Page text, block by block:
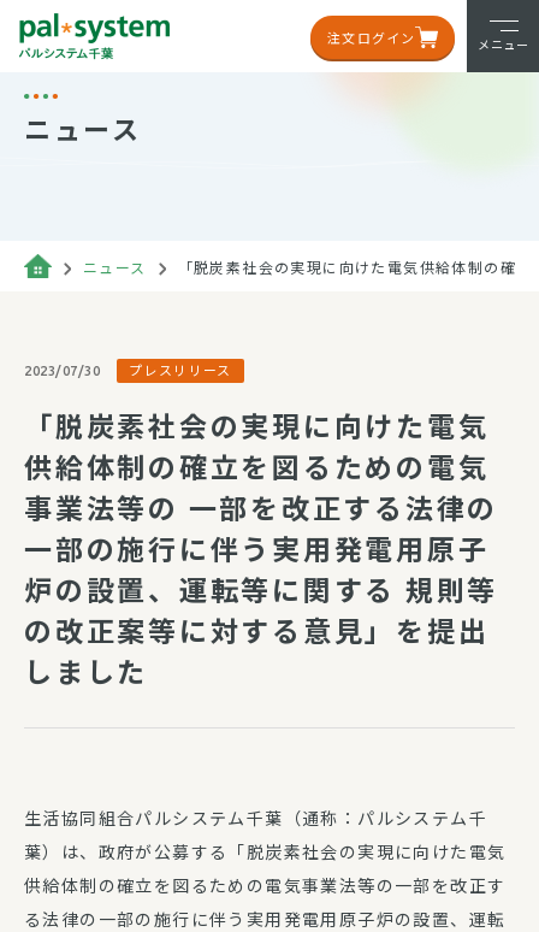
注文ログイン メニュー
ニュース
ニュース 「脱炭素社会の実現に向けた電気供給体制の確
2023/07/30 プレスリリース
「脱炭素社会の実現に向けた電気
供給体制の確立を図るための電気
事業法等の 一部を改正する法律の
一部の施行に伴う実用発電用原子
炉の設置、運転等に関する 規則等
の改正案等に対する意見」を提出
しました
生活協同組合パルシステム千葉（通称：パルシステム千
葉）は、政府が公募する「脱炭素社会の実現に向けた電気
供給体制の確立を図るための電気事業法等の一部を改正す
る法律の一部の施行に伴う実用発電用原子炉の設置、運転